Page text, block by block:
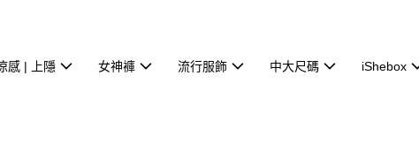
感 | 上隱 女神褲 流行服飾 中大尺碼 iShebox